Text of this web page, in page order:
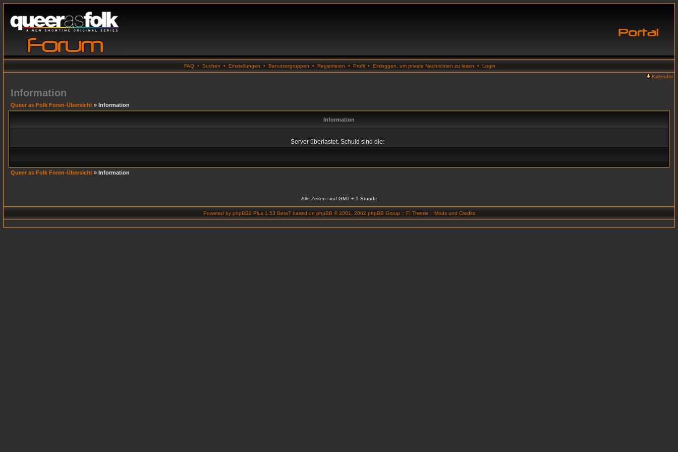
FAQ • Suchen • Einstellungen • Benutzergruppen • Registrieren • Profil • Einloggen, um private Nachrichten zu lesen • Login
Kalender
Information
Queer as Folk Foren-Übersicht » Information
Information
Server überlastet. Schuld sind die:
Queer as Folk Foren-Übersicht » Information
Alle Zeiten sind GMT + 1 Stunde
Powered by phpBB2 Plus 1.53 Beta7 based on phpBB © 2001, 2002 phpBB Group :: FI Theme :: Mods und Credits